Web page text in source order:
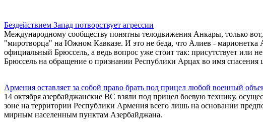
Бездействием Запад потворствует агрессии
Международному сообществу понятны телодвижения Анкары, только
"миротворца" на Южном Кавказе. И это не беда, что Алиев - марионетка
официальный Брюссель, а ведь вопрос уже стоит так: присутствует или
Брюссель на обращение о признании Республики Арцах во имя спасения
Армения оставляет за собой право брать под прицел любой военный
14 октября азербайджанские ВС взяли под прицел боевую технику,
зоне на территории Республики Армения всего лишь на основании
мирным населенным пунктам Азербайджана.